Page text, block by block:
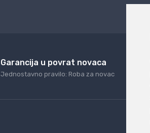
Garancija u povrat novaca
Jednostavno pravilo: Roba za novac